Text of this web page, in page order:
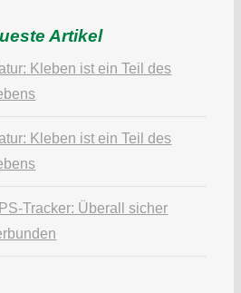
Artikel
Kleben ist ein Teil des
Kleben ist ein Teil des
Tracker: Überall sicher